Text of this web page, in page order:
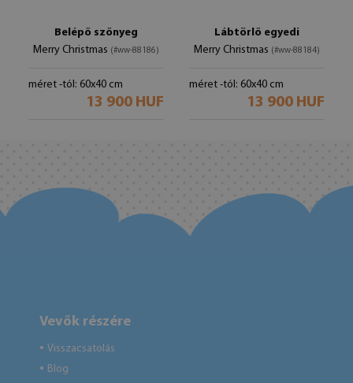
Belépő szőnyeg
Merry Christmas (#ww-88186)
méret -tól: 60x40 cm
13 900 HUF
Lábtörlő egyedi
Merry Christmas (#ww-88184)
méret -tól: 60x40 cm
13 900 HUF
Vevők részére
● Visszacsatolás
● Blog